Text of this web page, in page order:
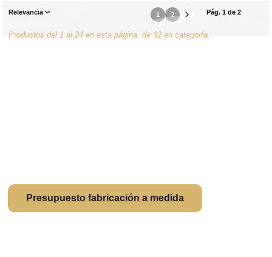
Relevancia 1 2 Pág. 1 de 2
Productos del 1 al 24 en esta página, de 32 en categoría.
Presupuesto fabricación a medida